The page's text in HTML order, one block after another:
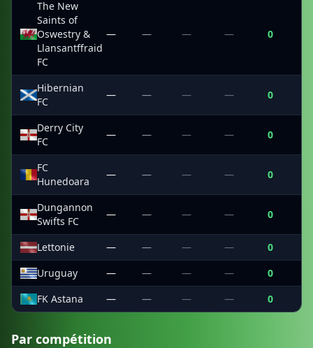
The New
Saints of
Oswestry &
Llansantffraid
FC
— — — — 0
Hibernian
FC
— — — — 0
Derry City
FC
— — — — 0
FC
Hunedoara
— — — — 0
Dungannon
Swifts FC
— — — — 0
Lettonie — — — — 0
Uruguay
— — — — 0
FK Astana
— — — — 0
Par compétition